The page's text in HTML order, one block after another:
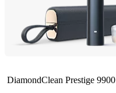
DiamondClean Prestige 9900